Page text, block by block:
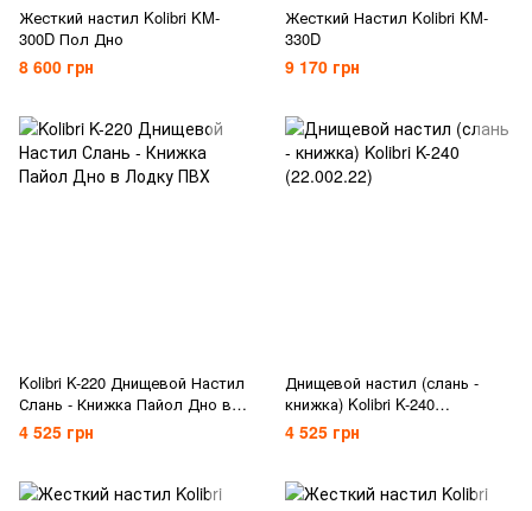
Жесткий настил Kolibri KM-
300D Пол Дно
8 600 грн
Жесткий Настил Kolibri KM-
330D
9 170 грн
Kolibri K-220 Днищевой Настил
Слань - Книжка Пайол Дно в
Лодку ПВХ
4 525 грн
Днищевой настил (слань -
книжка) Kolibri K-240
(22.002.22)
4 525 грн